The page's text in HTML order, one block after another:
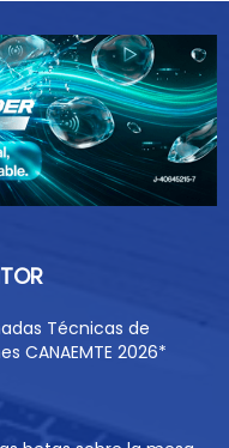
Técnicas de
CANAEMTE 2026*